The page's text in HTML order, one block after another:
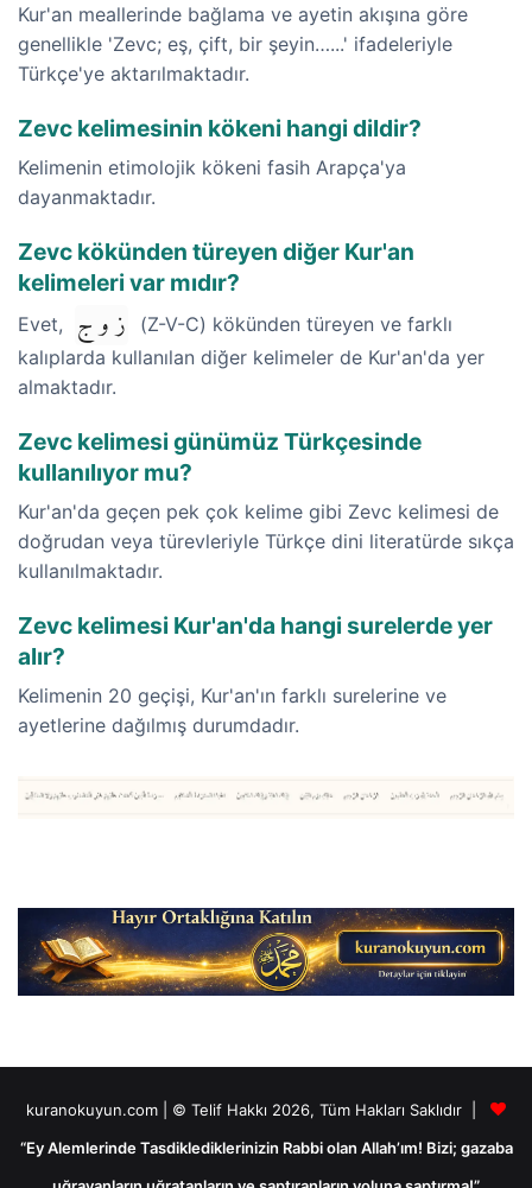
Kur'an meallerinde bağlama ve ayetin akışına göre
genellikle 'Zevc; eş, çift, bir şeyin…...' ifadeleriyle
Türkçe'ye aktarılmaktadır.
Zevc kelimesinin kökeni hangi dildir?
Kelimenin etimolojik kökeni fasih Arapça'ya
dayanmaktadır.
Zevc kökünden türeyen diğer Kur'an
kelimeleri var mıdır?
Evet, ز و ج
(Z-V-C) kökünden türeyen ve farklı
kalıplarda kullanılan diğer kelimeler de Kur'an'da yer
almaktadır.
Zevc kelimesi günümüz Türkçesinde
kullanılıyor mu?
Kur'an'da geçen pek çok kelime gibi Zevc kelimesi de
doğrudan veya türevleriyle Türkçe dini literatürde sıkça
kullanılmaktadır.
Zevc kelimesi Kur'an'da hangi surelerde yer
alır?
Kelimenin 20 geçişi, Kur'an'ın farklı surelerine ve
ayetlerine dağılmış durumdadır.
kuranokuyun.com | © Telif Hakkı 2026, Tüm Hakları Saklıdır |
“Ey Alemlerinde Tasdiklediklerinizin Rabbi olan Allah’ım! Bizi; gazaba